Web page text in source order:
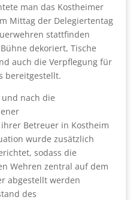
man das Kostheimer
Mittag der Delegiertentag
stattfinden
dekoriert, Tische
auch die Verpflegung für
bereitgestellt.
nach die
Betreuer in Kostheim
wurde zusätzlich
sodass die
Wehren zentral auf dem
abgestellt werden
des